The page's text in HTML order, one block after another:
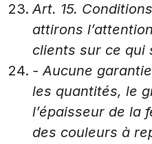
Art. 15.
attirons
clients sur ce qui
- Aucune
les quantités, le
l’épaisseur de la
des couleurs à